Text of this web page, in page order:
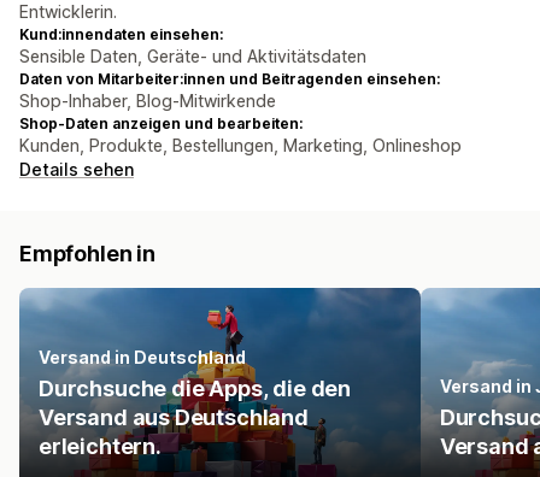
Entwicklerin.
Kund:innendaten einsehen:
Sensible Daten, Geräte- und Aktivitätsdaten
Daten von Mitarbeiter:innen und Beitragenden einsehen:
Shop-Inhaber, Blog-Mitwirkende
Shop-Daten anzeigen und bearbeiten:
Kunden, Produkte, Bestellungen, Marketing, Onlineshop
Details sehen
Empfohlen in
Versand in Deutschland
Durchsuche die Apps, die den
Versand aus Deutschland
erleichtern.
Versand in
Versand